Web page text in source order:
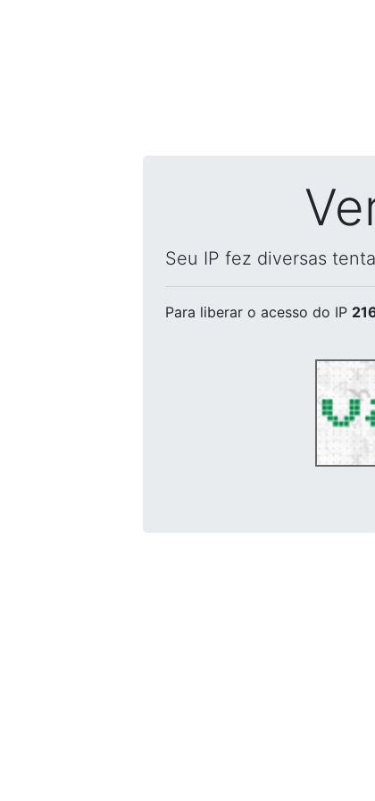
Seu IP fez diversas
Para liberar o acesso do IP